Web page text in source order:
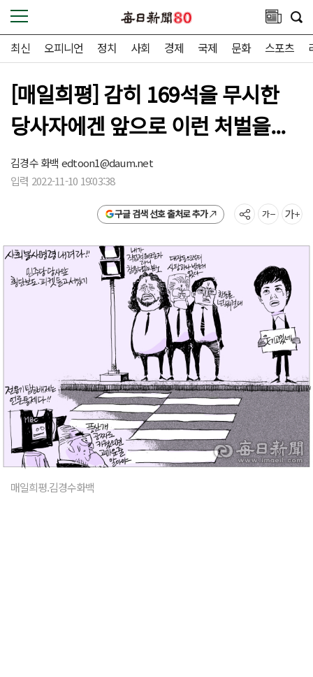
최신 오피니언 정치 사회 경제 국제 문화 스포츠
[매일희평] 감히 169석을 무시한
당사자에겐 앞으로 이런 처벌을...
김경수 화백 edtoon1@daum.net
입력 2022-11-10 19:03:38
구글 검색 선호 출처로 추가
매일희평.김경수화백